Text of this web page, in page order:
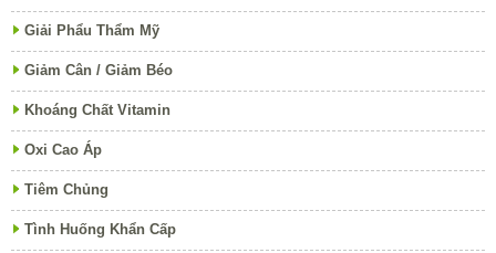
Giải Phẩu Thẩm Mỹ
Giảm Cân / Giảm Béo
Khoáng Chất Vitamin
Oxi Cao Áp
Tiêm Chủng
Tình Huống Khẩn Cấp